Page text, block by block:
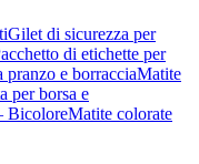
Gilet di sicurezza per
di etichette per
pranzo e borracciaMatite
per borsa e
BicoloreMatite colorate